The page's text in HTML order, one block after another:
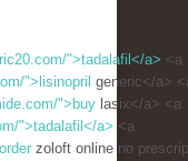
">tadalafil</a> <a
">lisinopril generic</a>
">buy lasix</a> <a
">tadalafil</a> <a
zoloft online no